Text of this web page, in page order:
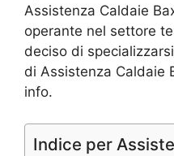
Assistenza Caldaie
operante nel settore
deciso di
di Assistenza Caldaie
info.
Indice per